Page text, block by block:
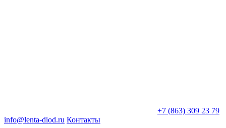
+7 (863) 309 23 79
info@lenta-diod.ru Контакты